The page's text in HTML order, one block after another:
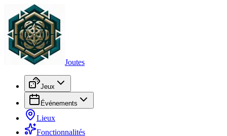
Joutes
Jeux
Événements
Lieux
Fonctionnalités